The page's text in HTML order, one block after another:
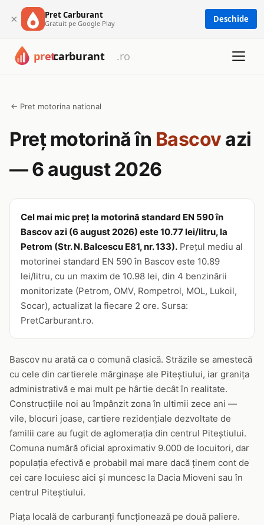
× Pret Carburant
Gratuit pe Google Play Deschide
← Pret motorina national
Preț motorină în Bascov azi
— 6 august 2026
Cel mai mic preț la motorină standard EN 590 în
Bascov azi (6 august 2026) este 10.77 lei/litru, la
Petrom (Str. N. Balcescu E81, nr. 133). Prețul mediu al
motorinei standard EN 590 în Bascov este 10.89
lei/litru, cu un maxim de 10.98 lei, din 4 benzinării
monitorizate (Petrom, OMV, Rompetrol, MOL, Lukoil,
Socar), actualizat la fiecare 2 ore. Sursa:
PretCarburant.ro.
Bascov nu arată ca o comună clasică. Străzile se amestecă
cu cele din cartierele mărginașe ale Piteștiului, iar granița
administrativă e mai mult pe hârtie decât în realitate.
Construcțiile noi au împânzit zona în ultimii zece ani —
vile, blocuri joase, cartiere rezidențiale dezvoltate de
familii care au fugit de aglomerația din centrul Piteștiului.
Comuna numără oficial aproximativ 9.000 de locuitori, dar
populația efectivă e probabil mai mare dacă ținem cont de
cei care locuiesc aici și muncesc la Dacia Mioveni sau în
centrul Piteștiului.
Piața locală de carburanți funcționează pe două paliere.